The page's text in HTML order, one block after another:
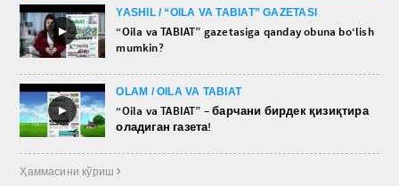
►
YASHIL / “OILA VA TABIAT” GAZETASI
“Oila va TABIAT” gazetasiga qanday obuna bo‘lish
mumkin?
►
OLAM / OILA VA TABIAT
“Oila va TABIAT” – барчани бирдек қизиқтира
оладиган газета!
Ҳаммасини кўриш 